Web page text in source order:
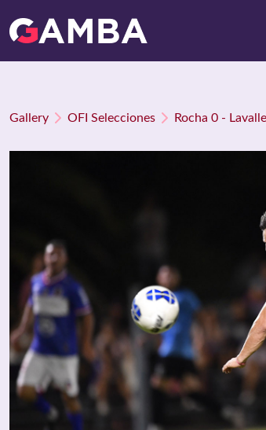
Gallery OFI Selecciones Rocha 0 -